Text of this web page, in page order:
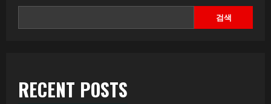
검색
RECENT POSTS